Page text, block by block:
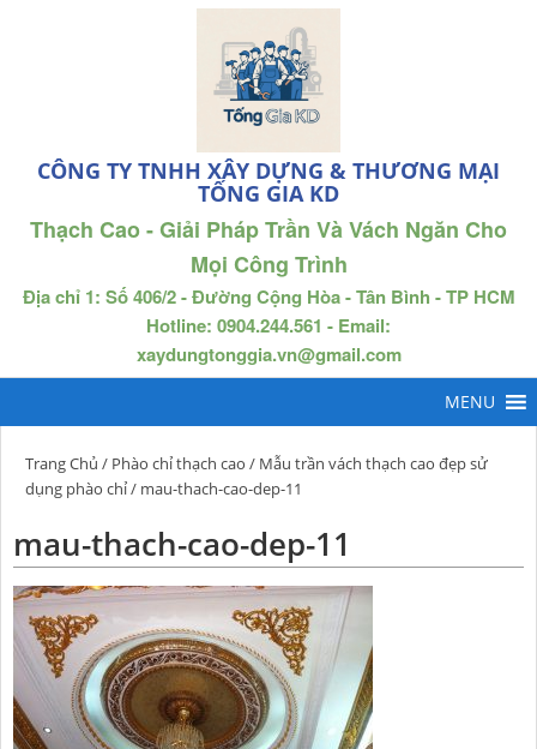
CÔNG TY TNHH XÂY DỰNG & THƯƠNG MẠI
TỐNG GIA KD
Thạch Cao - Giải Pháp Trần Và Vách Ngăn Cho
Mọi Công Trình
Địa chỉ 1: Số 406/2 - Đường Cộng Hòa - Tân Bình - TP HCM
Hotline: 0904.244.561 - Email:
xaydungtonggia.vn@gmail.com
Trang Chủ / Phào chỉ thạch cao / Mẫu trần vách thạch cao đẹp sử
dụng phào chỉ/ mau-thach-cao-dep-11
mau-thach-cao-dep-11